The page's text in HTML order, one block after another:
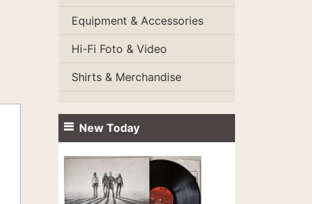
Equipment & Accessories
Hi-Fi Foto & Video
Shirts & Merchandise
New Today